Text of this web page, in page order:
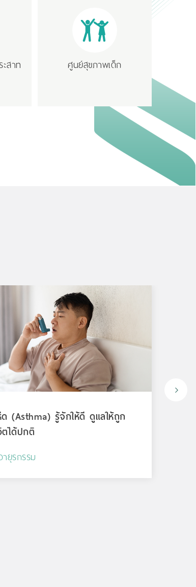
สาท ศูนย์สุขภาพเด็ก
ด (Asthma) รู้จักให้ดี ดูแลให้ถูก
ได้ปกติ
ยุรกรรม